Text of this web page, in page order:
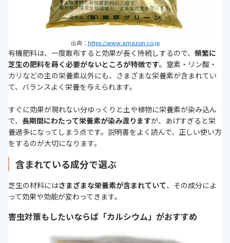
出典： https://www.amazon.co.jp
有機肥料は、一度散布すると効果が長く持続しするので、 頻繁に
芝生の肥料を蒔く必要がないところが特徴です。窒素・リン酸・
カリなどの主の栄養素以外にも、さまざまな栄養素が含まれてい
て、バランスよく栄養を与えられます。
すぐに効果が現れない分ゆっくりと土や植物に栄養素が染み込ん
で、 長期間にわたって栄養素が染み渡りますが、あげすぎると栄
養過多になってしまう点です。説明書をよく読んで、正しい使い方
をするのが大切になります。
含まれている成分で選ぶ
芝生の材料にはさまざまな栄養素が含まれていて、その成分によ
って効果や効能が変わってきます。
害虫対策もしたいならば「カルシウム」がおすすめ